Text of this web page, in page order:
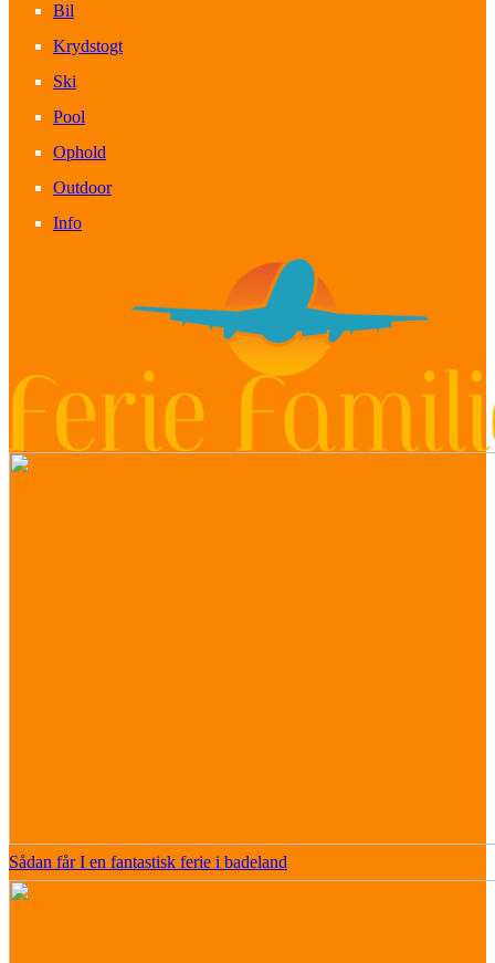
Bil
Krydstogt
Ski
Pool
Ophold
Outdoor
Info
Sådan får I en fantastisk ferie i badeland